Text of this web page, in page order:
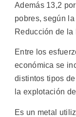
Además 13,2
pobres, según
Reducción de la
Entre los
económica se
distintos tipos
la explotación
Es un metal